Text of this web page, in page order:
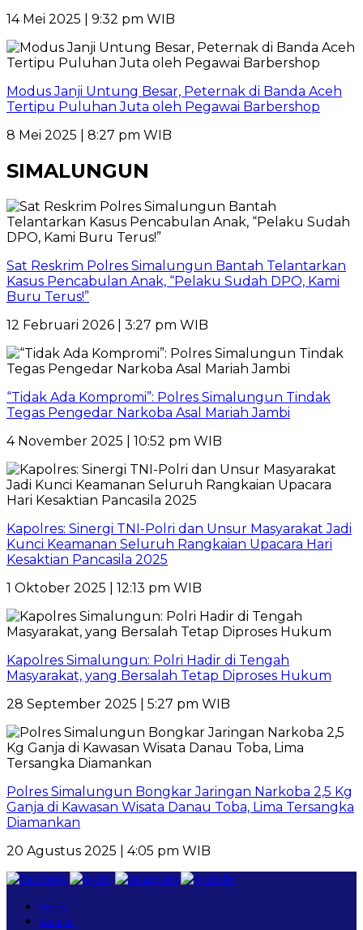
14 Mei 2025 | 9:32 pm WIB
Modus Janji Untung Besar, Peternak di Banda Aceh
Tertipu Puluhan Juta oleh Pegawai Barbershop
8 Mei 2025 | 8:27 pm WIB
SIMALUNGUN
Sat Reskrim Polres Simalungun Bantah Telantarkan
Kasus Pencabulan Anak, “Pelaku Sudah DPO, Kami
Buru Terus!”
12 Februari 2026 | 3:27 pm WIB
“Tidak Ada Kompromi”: Polres Simalungun Tindak
Tegas Pengedar Narkoba Asal Mariah Jambi
4 November 2025 | 10:52 pm WIB
Kapolres: Sinergi TNI-Polri dan Unsur Masyarakat Jadi
Kunci Keamanan Seluruh Rangkaian Upacara Hari
Kesaktian Pancasila 2025
1 Oktober 2025 | 12:13 pm WIB
Kapolres Simalungun: Polri Hadir di Tengah
Masyarakat, yang Bersalah Tetap Diproses Hukum
28 September 2025 | 5:27 pm WIB
Polres Simalungun Bongkar Jaringan Narkoba 2,5 Kg
Ganja di Kawasan Wisata Danau Toba, Lima Tersangka
Diamankan
20 Agustus 2025 | 4:05 pm WIB
Home
Redaksi